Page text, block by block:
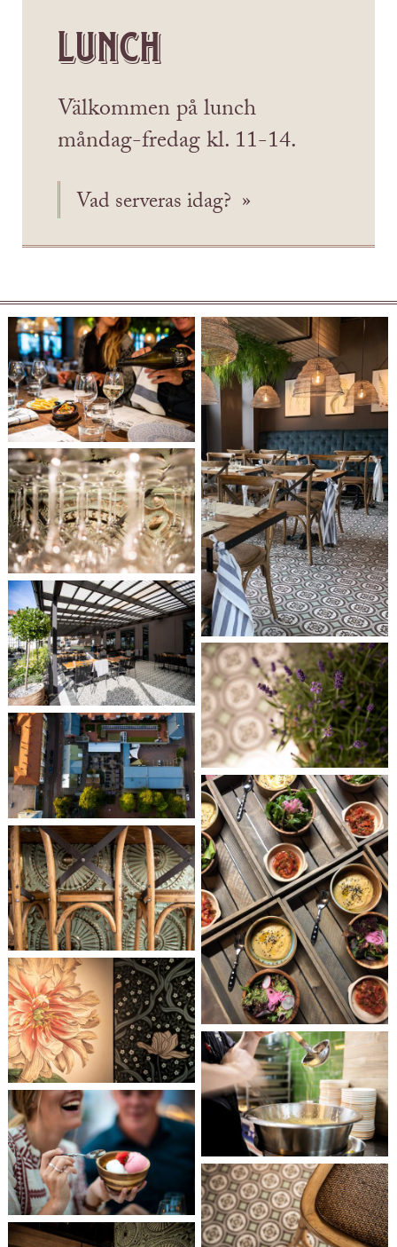
Lunch
Välkommen på lunch
måndag-fredag kl. 11-14.
Vad serveras idag?